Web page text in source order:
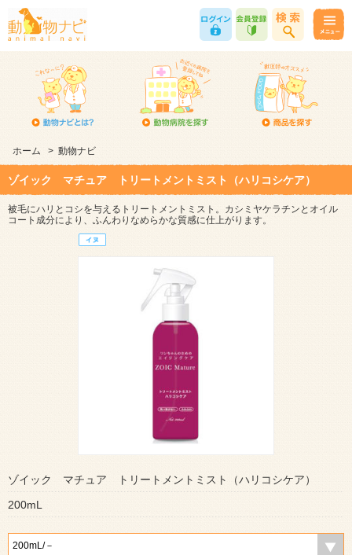
ホーム > 動物ナビ
ゾイック マチュア トリートメントミスト（ハリコシケア）
被毛にハリとコシを与えるトリートメントミスト。カシミヤケラチンとオイル
コート成分により、ふんわりなめらかな質感に仕上がります。
ゾイック マチュア トリートメントミスト（ハリコシケア）
200mL